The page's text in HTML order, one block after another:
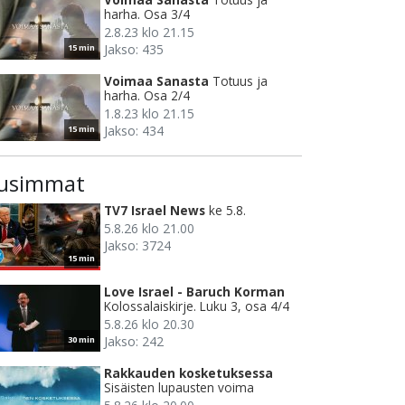
15 min
harha. Osa 3/4
2.8.23 klo 21.15
Jakso: 435
15 min
Voimaa Sanasta Totuus ja
harha. Osa 2/4
1.8.23 klo 21.15
Jakso: 434
15 min
TV7 Israel News ke 5.8.
5.8.26 klo 21.00
Jakso: 3724
30 min
Love Israel - Baruch Korman
Kolossalaiskirje. Luku 3, osa 4/4
5.8.26 klo 20.30
Jakso: 242
Rakkauden kosketuksessa
Sisäisten lupausten voima